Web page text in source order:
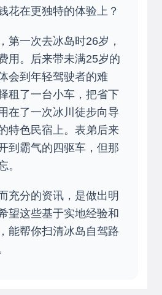
花在更独特的体验上？
第一次去冰岛时26岁，
用。后来带未满25岁的
会到年轻驾驶者的难
租了一台小车，把省下
在了一次冰川徒步向导
特色民宿上。表弟后来
到霸气的四驱车，但那
。
充分的资讯，是做出明
望这些基于实地经验和
能帮你扫清冰岛自驾路